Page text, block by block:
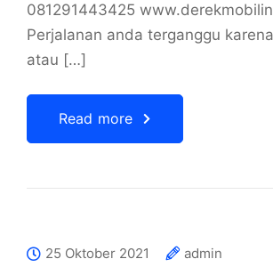
081291443425
Perjalanan anda terganggu
atau […]
Read more
25 Oktober 2021
admin